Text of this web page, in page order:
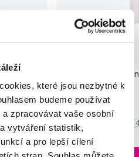
které jsou nezbytné k
budeme používat
zpracovávat vaše osobní
vytváření statistik,
a pro lepší cílení
> 5 ks
Tandex Solo Soft
135 Kč